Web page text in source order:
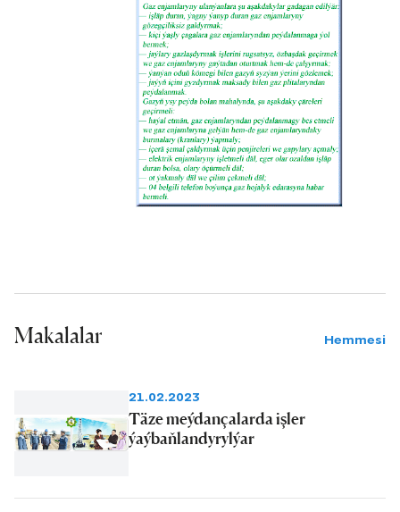
Makalalar Hemmesi
21.02.2023
Täze meýdançalarda işler
ýaýbaňlandyrylýar